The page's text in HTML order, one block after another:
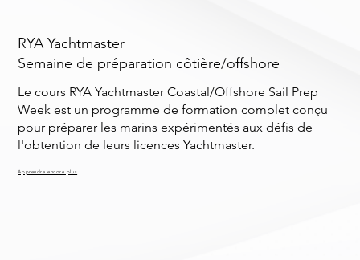
RYA Yachtmaster
Semaine de préparation côtière/offshore
Le cours RYA Yachtmaster Coastal/Offshore Sail Prep
Week est un programme de formation complet conçu
pour préparer les marins expérimentés aux défis de
l'obtention de leurs licences Yachtmaster.
Apprendre encore plus